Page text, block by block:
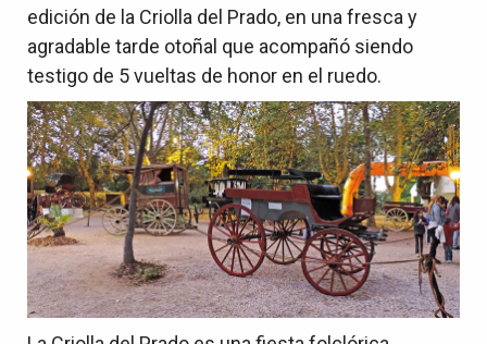
edición de la Criolla del Prado, en una fresca y
agradable tarde otoñal que acompañó siendo
testigo de 5 vueltas de honor en el ruedo.